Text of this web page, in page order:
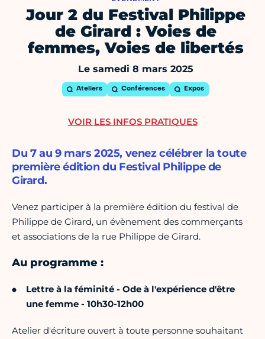
Jour 2 du Festival Philippe
de Girard : Voies de
femmes, Voies de libertés
Le samedi 8 mars 2025
Ateliers Conférences Expos
Du 7 au 9 mars 2025, venez célébrer la toute
première édition du Festival Philippe de
Girard.
Venez participer à la première édition du festival de
Philippe de Girard, un évènement des commerçants
et associations de la rue Philippe de Girard.
Au programme :
Lettre à la féminité - Ode à l'expérience d'être
une femme - 10h30-12h00
Atelier d'écriture ouvert à toute personne souhaitant
VOIR LES INFOS PRATIQUES